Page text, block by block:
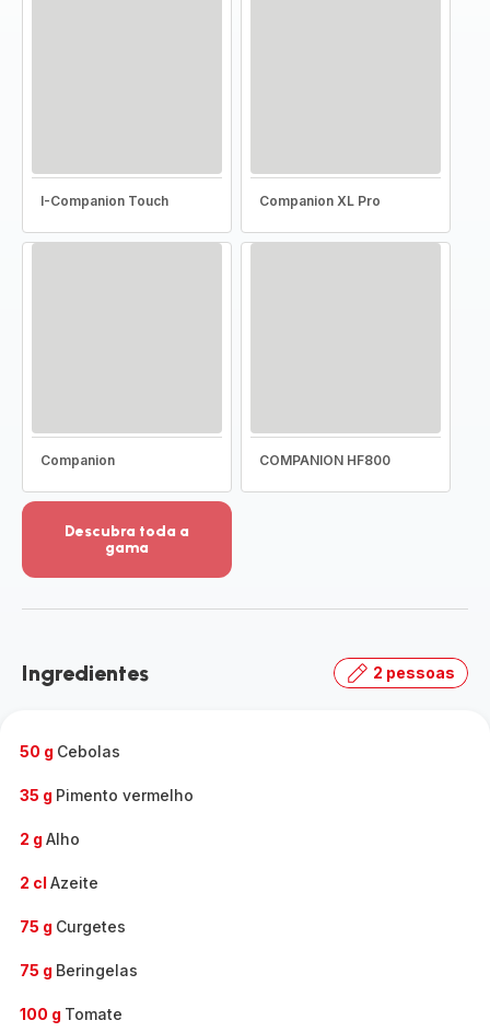
I-Companion Touch Companion XL Pro
Companion COMPANION HF800
Descubra toda a
gama
detalhes
toda
Ingredientes 2 pessoas
50 g Cebolas
35 g Pimento vermelho
2 g Alho
2 cl Azeite
75 g Curgetes
75 g Beringelas
100 g Tomate